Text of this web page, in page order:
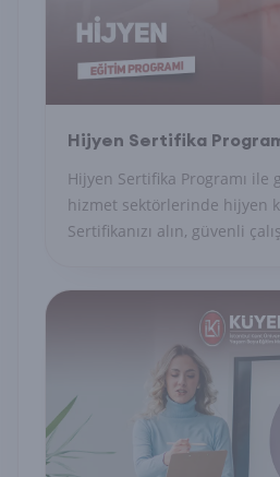
Hijyen Sertifika
Hijyen Sertifika Programı ile
hizmet sektörlerinde hijyen
Sertifikanızı alın, güvenli